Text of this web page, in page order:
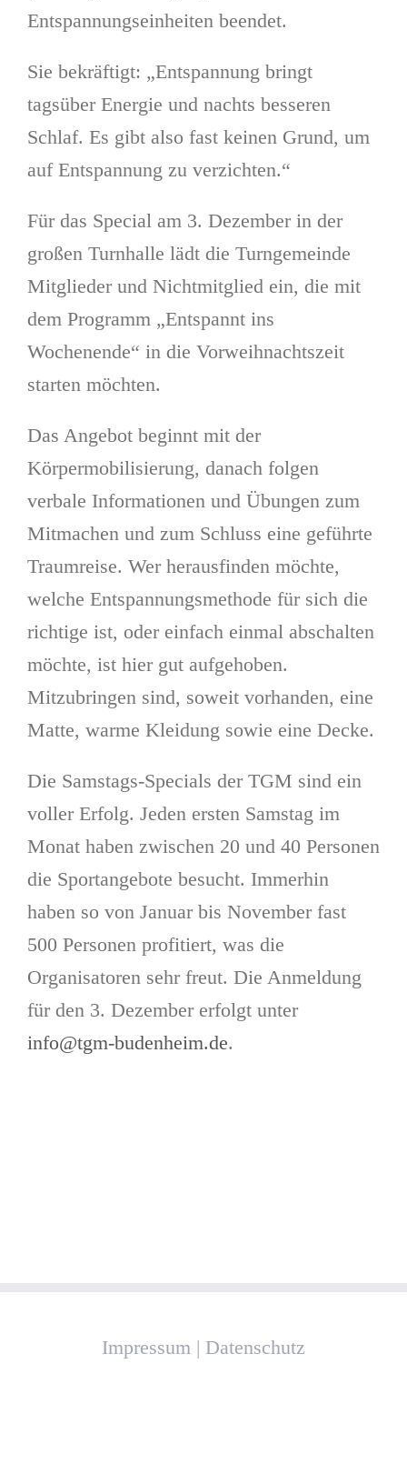
Entspannungseinheiten beendet.
Sie bekräftigt: „Entspannung bringt
tagsüber Energie und nachts besseren
Schlaf. Es gibt also fast keinen Grund, um
auf Entspannung zu verzichten.“
Für das Special am 3. Dezember in der
großen Turnhalle lädt die Turngemeinde
Mitglieder und Nichtmitglied ein, die mit
dem Programm „Entspannt ins
Wochenende“ in die Vorweihnachtszeit
starten möchten.
Das Angebot beginnt mit der
Körpermobilisierung, danach folgen
verbale Informationen und Übungen zum
Mitmachen und zum Schluss eine geführte
Traumreise. Wer herausfinden möchte,
welche Entspannungsmethode für sich die
richtige ist, oder einfach einmal abschalten
möchte, ist hier gut aufgehoben.
Mitzubringen sind, soweit vorhanden, eine
Matte, warme Kleidung sowie eine Decke.
Die Samstags-Specials der TGM sind ein
voller Erfolg. Jeden ersten Samstag im
Monat haben zwischen 20 und 40 Personen
die Sportangebote besucht. Immerhin
haben so von Januar bis November fast
500 Personen profitiert, was die
Organisatoren sehr freut. Die Anmeldung
für den 3. Dezember erfolgt unter
info@tgm-budenheim.de.
Impressum | Datenschutz